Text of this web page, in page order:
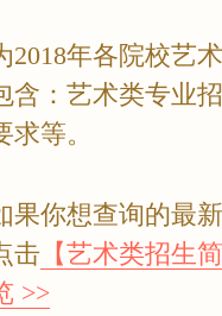
2018年各院校艺
含：艺术类专业
求等。
果你想查询的最
击 【艺术类招生
>>